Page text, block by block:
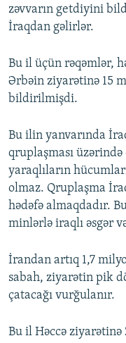
zəvvarın getdiyini
İraqdan gəlirlər.
Bu il üçün rəqəmlər,
Ərbəin ziyarətinə 15
bildirilmişdi.
Bu ilin yanvarında
qruplaşması üzərində
yaraqlıların
olmaz. Qruplaşma
hədəfə almaqdadır.
minlərlə iraqlı əsgər
İrandan artıq 1,7
sabah, ziyarətin pik
çatacağı vurğulanır.
Bu il Həccə